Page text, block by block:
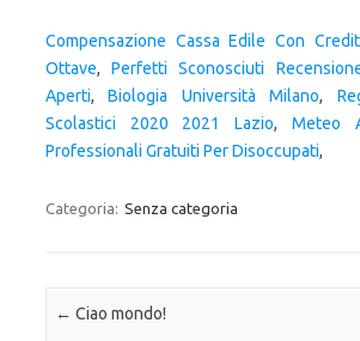
Compensazione Cassa Edile Con
Ottave,Perfetti Sconosciuti
Aperti,Biologia Università Milano,
Scolastici 2020 2021 Lazio, Meteo
Professionali Gratuiti Per Disoccupati,
Categoria: Senza categoria
Navigazione articolo
← Ciao mondo!